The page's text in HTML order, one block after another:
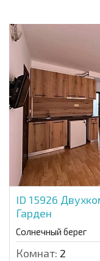
ID 15926
Гарден
Солнечный берег
Комнат: 2